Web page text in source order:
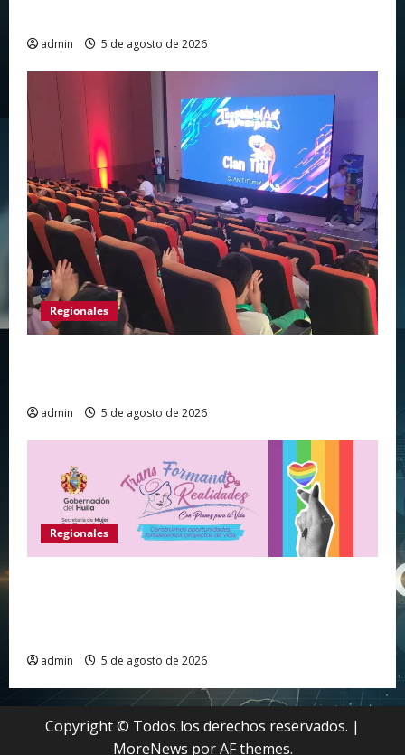
admin 5 de agosto de 2026
Regionales
admin 5 de agosto de 2026
Regionales
admin 5 de agosto de 2026
Copyright © Todos los derechos reservados. |
MoreNews por AF themes.